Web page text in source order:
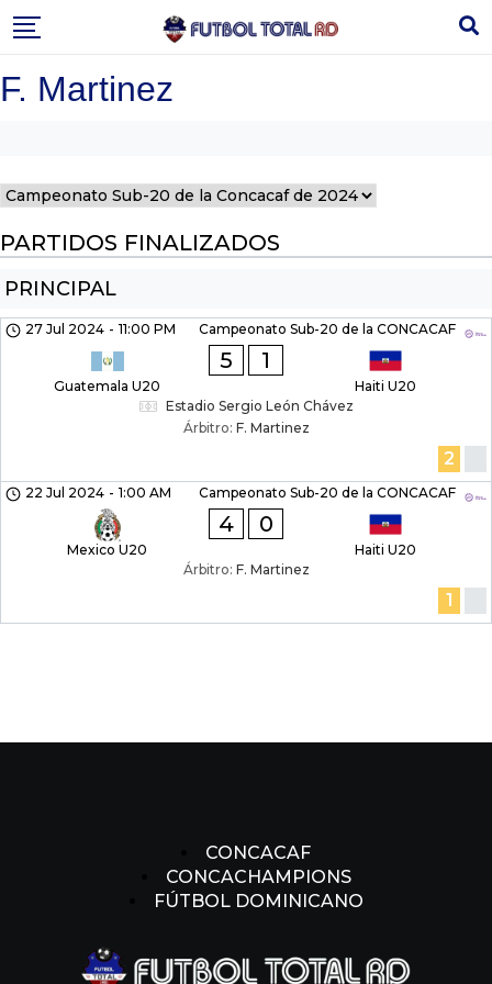
to
F. Martinez
PARTIDOS FINALIZADOS
PRINCIPAL
Campeonato Sub-20 de la CONCACAF
27 Jul 2024 - 11:00 PM
Guatemala U20
5 1
Haiti U20
Estadio Sergio León Chávez
Árbitro: F. Martinez
2
Campeonato Sub-20 de la CONCACAF
22 Jul 2024 - 1:00 AM
Mexico U20
4 0
Haiti U20
Árbitro: F. Martinez
1
CONCACAF
CONCACHAMPIONS
FÚTBOL DOMINICANO